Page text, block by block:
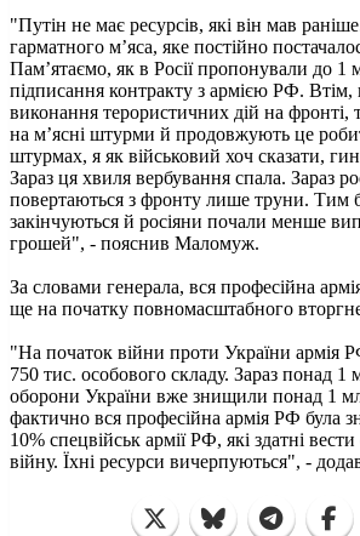
"Путін не має ресурсів, які він мав
гарматного мʼяса, яке постійно
Памʼятаємо, як в Росії пропонували до 1
підписання контракту з армією РФ. Втім,
виконання терористичних дій на фронті,
на мʼясні штурми й продовжують це
штурмах, я як військовий хоч сказати,
Зараз ця хвиля вербування спала. Зараз
повертаються з фронту лише труни. Тим
закінчуються й росіяни почали менше
грошей", - пояснив Маломуж.
За словами генерала, вся професійна
ще на початку повномасштабного
"На початок війни проти України армія
750 тис. особового складу. Зараз понад
оборони України вже знищили понад 1
фактично вся професійна армія РФ була
10% спецвійськ армії РФ, які здатні
війну. Їхні ресурси вичерпуються", -